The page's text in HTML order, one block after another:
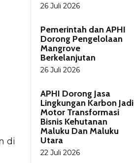
di
26 Juli 2026
Pemerintah dan APHI
Dorong Pengelolaan
Mangrove
Berkelanjutan
26 Juli 2026
APHI Dorong Jasa
Lingkungan Karbon Jadi
Motor Transformasi
Bisnis Kehutanan
Maluku Dan Maluku
Utara
22 Juli 2026